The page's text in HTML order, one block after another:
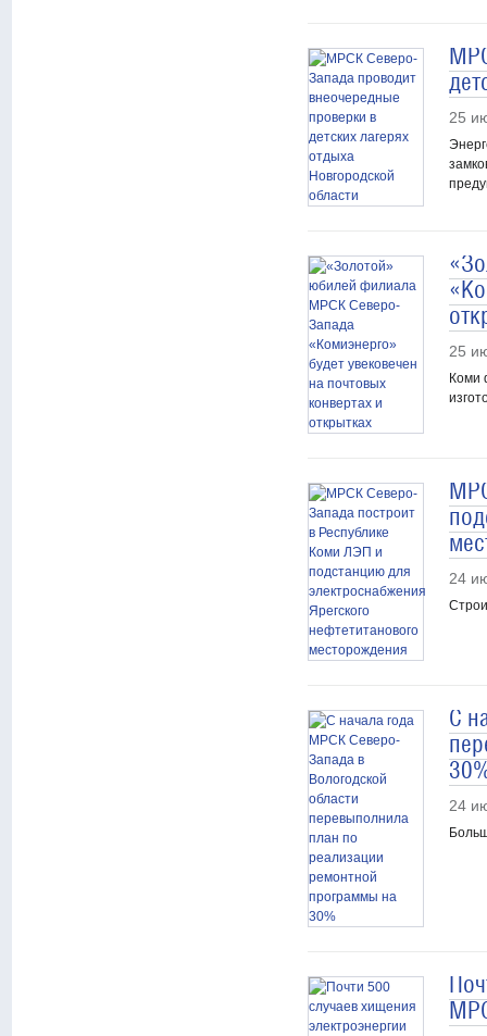
25
25
Коми
24
С
24